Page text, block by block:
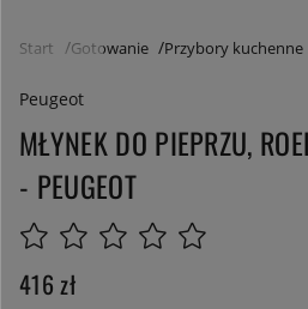
Start Gotowanie Przybory kuchenne
Peugeot
MŁYNEK DO PIEPRZU,
- PEUGEOT
416 zł